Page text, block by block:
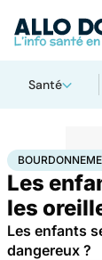
Santé
AccueilSanté
Les
les
Les enfants
dangereux ?